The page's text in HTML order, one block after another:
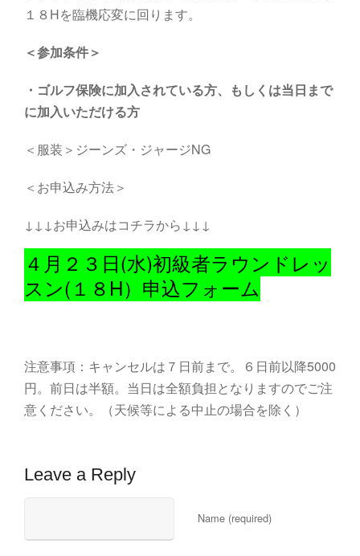
１８Hを臨機応変に回ります。
＜参加条件＞
・ ゴルフ保険に加入されている方、もしくは当日まで
に加入いただける方
＜服装＞ジーンズ・ジャージNG
＜お申込み方法＞
↓↓↓お申込みはコチラから↓↓↓
４月２３日(水)初級者ラウンドレッ
スン(１８H）申込フォーム
注意事項：キャンセルは７日前まで。６日前以降5000
円。前日は半額。当日は全額負担となりますのでご注
意ください。（天候等による中止の場合を除く）
Leave a Reply
Name (required)